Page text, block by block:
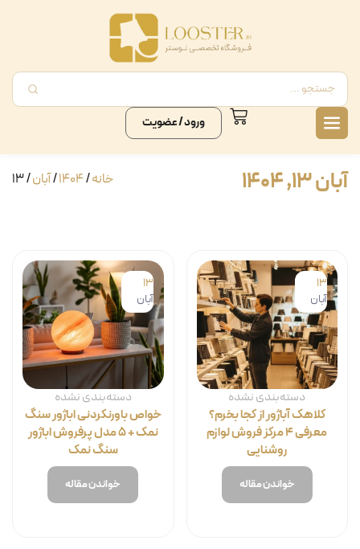
ورود / عضویت
آبان ۱۳, ۱۴۰۴ خانه/
1404
/آبان/ 13
13
آبان
دسته‌بندی نشده
کلاهک آباژور از کجا بخرم؟
معرفی ۴ مرکز فروش لوازم
روشنایی
خواندن مقاله
13
آبان
دسته‌بندی نشده
خواص باورنکردنی اباژور سنگ
نمک + ۵ مدل پرفروش اباژور
سنگ نمک
خواندن مقاله